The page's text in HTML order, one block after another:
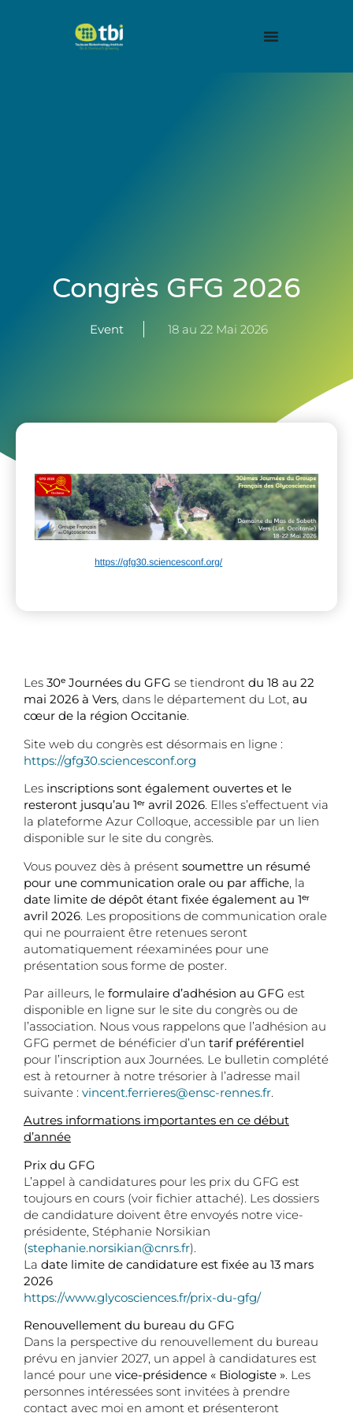
Congrès GFG 2026
Event 18 au 22 Mai 2026
Les 30ᵉ Journées du GFG se tiendront du 18 au 22
mai 2026 à Vers, dans le département du Lot, au
cœur de la région Occitanie.
Site web du congrès est désormais en ligne :
https://gfg30.sciencesconf.org
Les inscriptions sont également ouvertes et le
resteront jusqu’au 1ᵉʳ avril 2026. Elles s’effectuent via
la plateforme Azur Colloque, accessible par un lien
disponible sur le site du congrès.
Vous pouvez dès à présent soumettre un résumé
pour une communication orale ou par affiche, la
date limite de dépôt étant fixée également au 1ᵉʳ
avril 2026. Les propositions de communication orale
qui ne pourraient être retenues seront
automatiquement réexaminées pour une
présentation sous forme de poster.
Par ailleurs, le formulaire d’adhésion au GFG est
disponible en ligne sur le site du congrès ou de
l’association. Nous vous rappelons que l’adhésion au
GFG permet de bénéficier d’un tarif préférentiel
pour l’inscription aux Journées. Le bulletin complété
est à retourner à notre trésorier à l’adresse mail
suivante : vincent.ferrieres@ensc-rennes.fr.
Autres informations importantes en ce début
d’année
Prix du GFG
L’appel à candidatures pour les prix du GFG est
toujours en cours (voir fichier attaché). Les dossiers
de candidature doivent être envoyés notre vice-
présidente, Stéphanie Norsikian
(stephanie.norsikian@cnrs.fr).
La date limite de candidature est fixée au 13 mars
2026
https://www.glycosciences.fr/prix-du-gfg/
Renouvellement du bureau du GFG
Dans la perspective du renouvellement du bureau
prévu en janvier 2027, un appel à candidatures est
lancé pour une vice-présidence « Biologiste ». Les
personnes intéressées sont invitées à prendre
contact avec moi en amont et présenteront